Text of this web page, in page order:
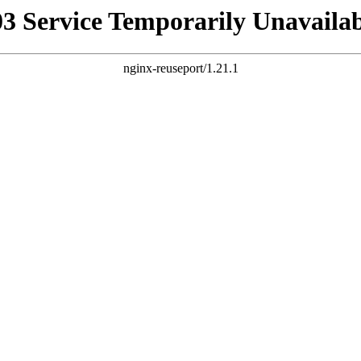
Service Temporarily
nginx-reuseport/1.21.1